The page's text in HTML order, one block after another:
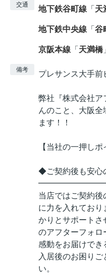
交通 地下鉄谷町線 「 天
地下鉄中央線 「 谷
京阪本線 「 天満橋
備考 プレサンス大手前
弊社『株式会社ア
んのこと、大阪全
ます！！
【当社の一押しポ
◆ご契約後も安心
当店ではご契約
に力を入れており
かりとサポートさ
のアフターフォロ
感動をお届けでき
入居後のお困り
い。